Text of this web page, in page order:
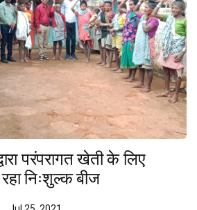
परंपरागत खेती के लिए
निःशुल्क बीज